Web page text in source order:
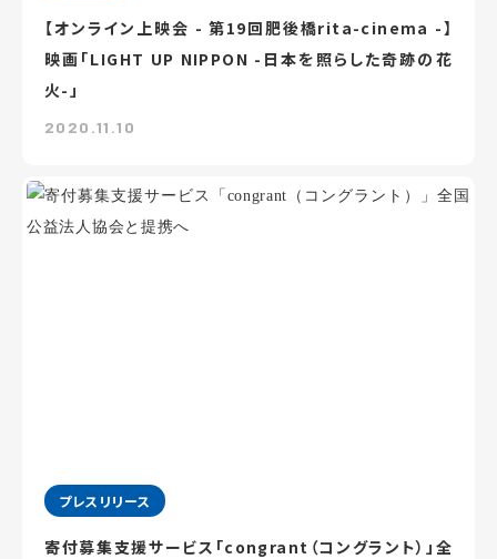
【オンライン上映会 - 第19回肥後橋rita-cinema -】
映画「LIGHT UP NIPPON -日本を照らした奇跡の花
火-」
2020.11.10
プレスリリース
寄付募集支援サービス「congrant（コングラント）」全